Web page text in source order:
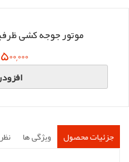
موتور جوجه کشی
3,500,000
جزئیات محصول ویژگی ها